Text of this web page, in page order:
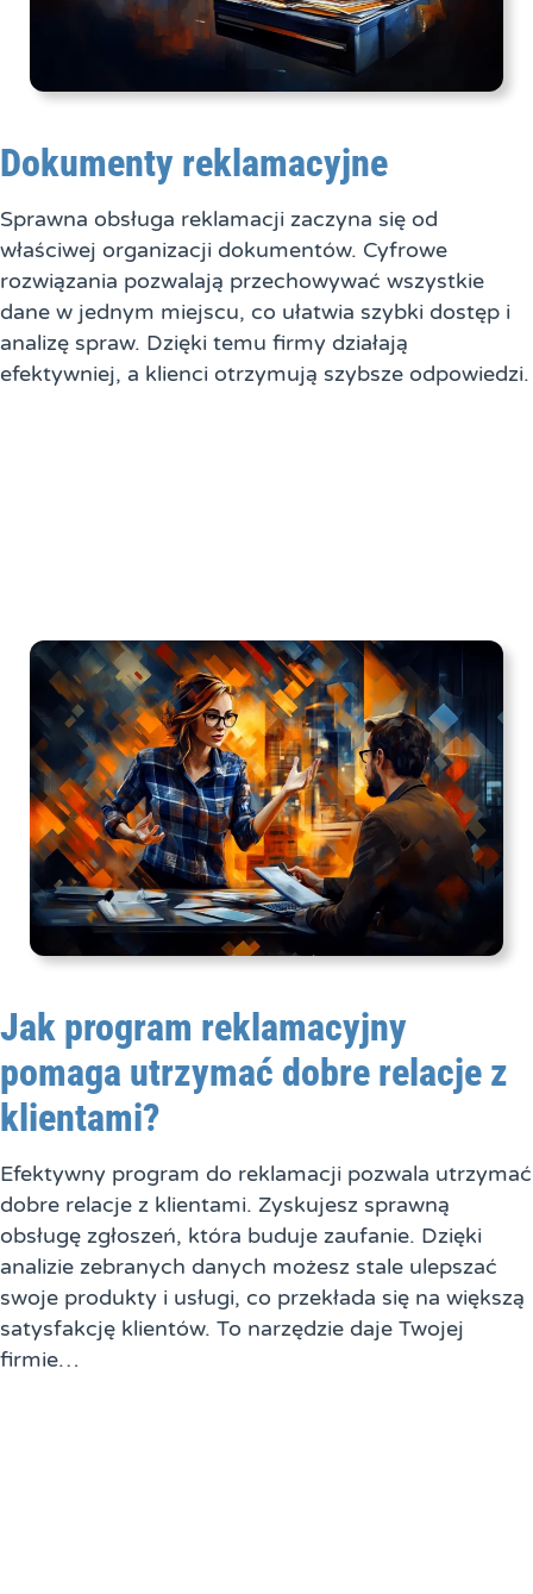
Dokumenty reklamacyjne
Sprawna obsługa reklamacji zaczyna się od
właściwej organizacji dokumentów. Cyfrowe
rozwiązania pozwalają przechowywać wszystkie
dane w jednym miejscu, co ułatwia szybki dostęp i
analizę spraw. Dzięki temu firmy działają
efektywniej, a klienci otrzymują szybsze odpowiedzi.
Jak program reklamacyjny
pomaga utrzymać dobre relacje z
klientami?
Efektywny program do reklamacji pozwala utrzymać
dobre relacje z klientami. Zyskujesz sprawną
obsługę zgłoszeń, która buduje zaufanie. Dzięki
analizie zebranych danych możesz stale ulepszać
swoje produkty i usługi, co przekłada się na większą
satysfakcję klientów. To narzędzie daje Twojej
firmie…